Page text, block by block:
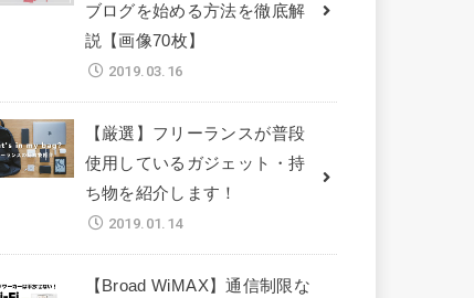
ブログを始める方法を徹底解
説【画像70枚】
2019.03.16
【厳選】フリーランスが普段
使用しているガジェット・持
ち物を紹介します！
2019.01.14
【Broad WiMAX】通信制限な